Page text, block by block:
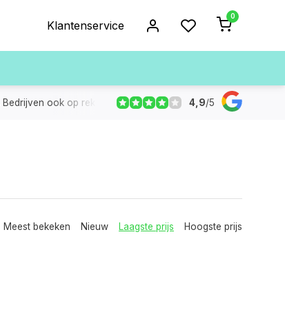
Klantenservice
0
Bedrijven ook op rekening De voorraad die
4,9/5
Meest bekeken Nieuw Laagste prijs Hoogste prijs